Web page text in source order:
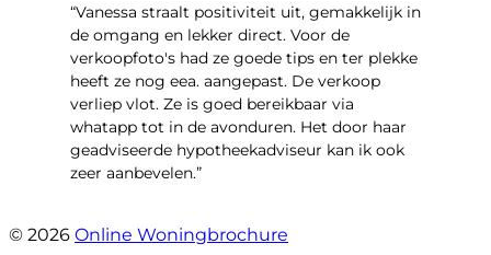
“Vanessa straalt positiviteit uit, gemakkelijk in
de omgang en lekker direct. Voor de
verkoopfoto's had ze goede tips en ter plekke
heeft ze nog eea. aangepast. De verkoop
verliep vlot. Ze is goed bereikbaar via
whatapp tot in de avonduren. Het door haar
geadviseerde hypotheekadviseur kan ik ook
zeer aanbevelen.”
© 2026 Online Woningbrochure